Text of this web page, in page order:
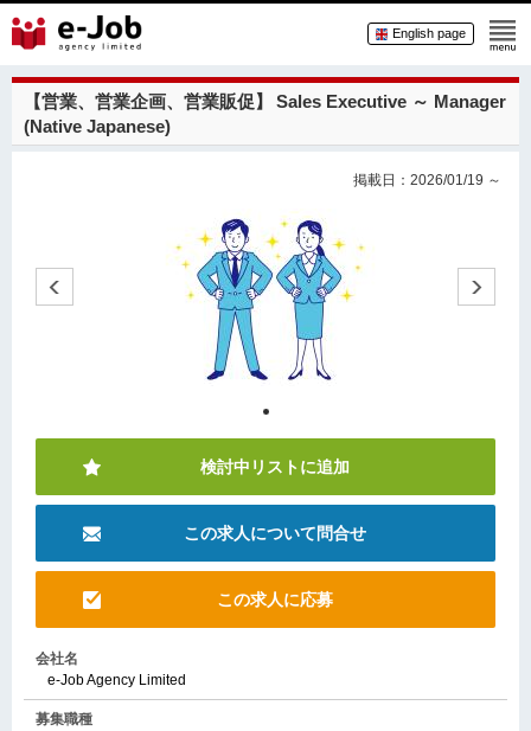
English page
【営業、営業企画、営業販促】
Sales Executive ～ Manager
(Native Japanese)
掲載日：2026/01/19 ～
検討中リストに追加
この求人について問合せ
この求人に応募
会社名
e-Job Agency Limited
募集職種